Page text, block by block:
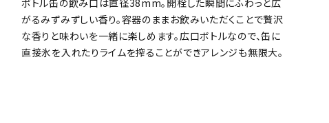
ボトル缶の飲み口は直径38mm。開栓した瞬間にふわっと広
がるみずみずしい香り。容器のままお飲みいただくことで贅沢
な香りと味わいを一緒に楽しめます。広口ボトルなので、缶に
直接氷を入れたりライムを搾ることができアレンジも無限大。